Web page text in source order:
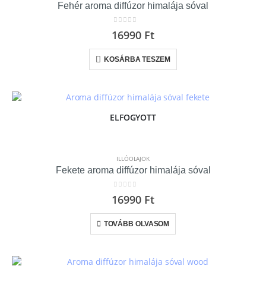
Fehér aroma diffúzor himalája sóval
16990 Ft
KOSÁRBA TESZEM
ELFOGYOTT
ILLÓOLAJOK
Fekete aroma diffúzor himalája sóval
16990 Ft
TOVÁBB OLVASOM